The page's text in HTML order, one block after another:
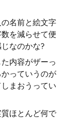
名前と絵文字
を減らせて便
なのかな?
内容がザーっ
っていうのが
まおうってい
ほとんど何で